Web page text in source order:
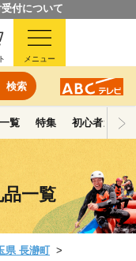
付について
検索
メニュー
覧 特集 初心者ガイド
一覧
県 長瀞町